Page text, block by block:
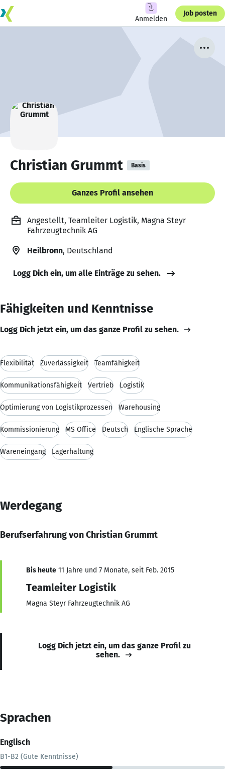
Anmelden
Job posten
Christian Grummt Basis
Ganzes Profil ansehen
Angestellt, Teamleiter Logistik, Magna Steyr
Fahrzeugtechnik AG
Heilbronn, Deutschland
Logg Dich ein, um alle Einträge zu sehen.
Fähigkeiten und Kenntnisse
Logg Dich jetzt ein, um das ganze Profil zu sehen.
Flexibilität Zuverlässigkeit Teamfähigkeit
Kommunikationsfähigkeit Vertrieb Logistik
Optimierung von Logistikprozessen Warehousing
Kommissionierung MS Office Deutsch Englische Sprache
Wareneingang Lagerhaltung
Werdegang
Berufserfahrung von Christian Grummt
Bis heute 11 Jahre und 7 Monate, seit Feb. 2015
Teamleiter Logistik
Magna Steyr Fahrzeugtechnik AG
Logg Dich jetzt ein, um das ganze Profil zu
sehen.
Sprachen
Englisch
B1-B2 (Gute Kenntnisse)